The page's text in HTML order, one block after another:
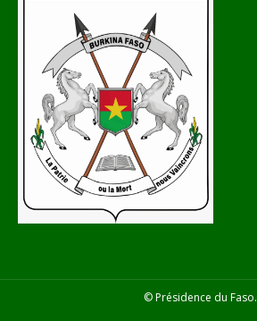
© Présidence du Faso.